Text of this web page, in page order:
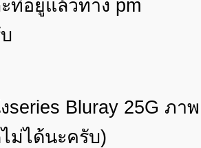
ที่อยู่แล้วทาง pm
series Bluray 25G ภ
ม่ได้นะครับ)